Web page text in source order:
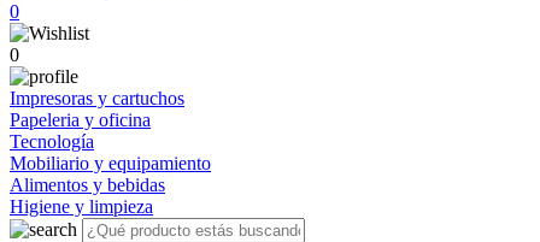
0
0
Impresoras y cartuchos
Papeleria y oficina
Tecnología
Mobiliario y equipamiento
Alimentos y bebidas
Higiene y limpieza